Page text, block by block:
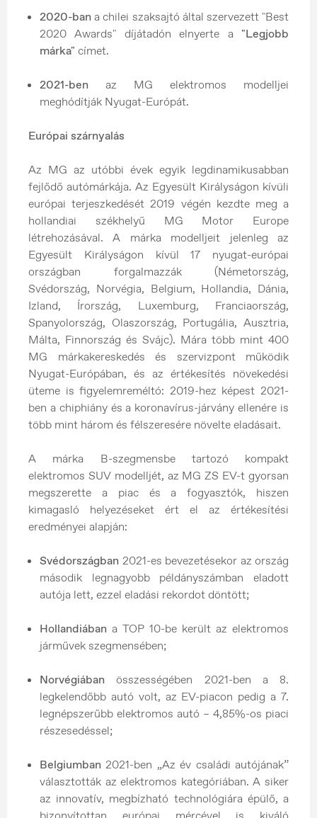
2020-ban a chilei szaksajtó által szervezett "Best
2020 Awards" díjátadón elnyerte a "Legjobb
márka" címet.
2021-ben az MG elektromos modelljei
meghódítják Nyugat-Európát.
Európai szárnyalás
Az MG az utóbbi évek egyik legdinamikusabban
fejlődő autómárkája. Az Egyesült Királyságon kívüli
európai terjeszkedését 2019 végén kezdte meg a
hollandiai székhelyű MG Motor Europe
létrehozásával. A márka modelljeit jelenleg az
Egyesült Királyságon kívül 17 nyugat-európai
országban forgalmazzák (Németország,
Svédország, Norvégia, Belgium, Hollandia, Dánia,
Izland, Írország, Luxemburg, Franciaország,
Spanyolország, Olaszország, Portugália, Ausztria,
Málta, Finnország és Svájc). Mára több mint 400
MG márkakereskedés és szervizpont működik
Nyugat-Európában, és az értékesítés növekedési
üteme is figyelemreméltó: 2019-hez képest 2021-
ben a chiphiány és a koronavírus-járvány ellenére is
több mint három és félszeresére növelte eladásait.
A márka B-szegmensbe tartozó kompakt
elektromos SUV modelljét, az MG ZS EV-t gyorsan
megszerette a piac és a fogyasztók, hiszen
kimagasló helyezéseket ért el az értékesítési
eredményei alapján:
Svédországban 2021-es bevezetésekor az ország
második legnagyobb példányszámban eladott
autója lett, ezzel eladási rekordot döntött;
Hollandiában a TOP 10-be került az elektromos
járművek szegmensében;
Norvégiában összességében 2021-ben a 8.
legkelendőbb autó volt, az EV-piacon pedig a 7.
legnépszerűbb elektromos autó – 4,85%-os piaci
részesedéssel;
Belgiumban 2021-ben „Az év családi autójának”
választották az elektromos kategóriában. A siker
az innovatív, megbízható technológiára épülő, a